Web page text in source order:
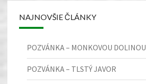
NAJNOVŠIE ČLÁNKY
POZVÁNKA – MONKOVOU DOLINOU
POZVÁNKA – TLSTÝ JAVOR